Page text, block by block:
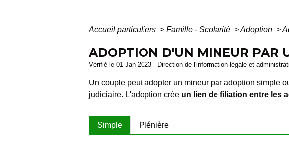
Accueil particuliers > Famille - Scolarité > Adoption >
ADOPTION D'UN MINEUR PAR
Vérifié le 01 Jan 2023 - Direction de l'information légale et
Un couple peut adopter un mineur par adoption simple
judiciaire. L'adoption crée un lien defiliation entre les
Simple Plénière